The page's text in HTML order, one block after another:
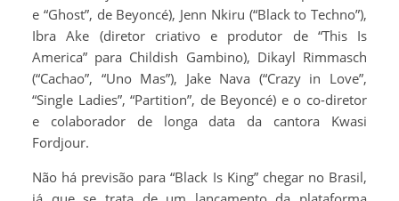
e “Ghost”, de Beyoncé), Jenn Nkiru (“Black to Techno”),
Ibra Ake (diretor criativo e produtor de “This Is
America” para Childish Gambino), Dikayl Rimmasch
(“Cachao”, “Uno Mas”), Jake Nava (“Crazy in Love”,
“Single Ladies”, “Partition”, de Beyoncé) e o co-diretor
e colaborador de longa data da cantora Kwasi
Fordjour.
Não há previsão para “Black Is King” chegar no Brasil,